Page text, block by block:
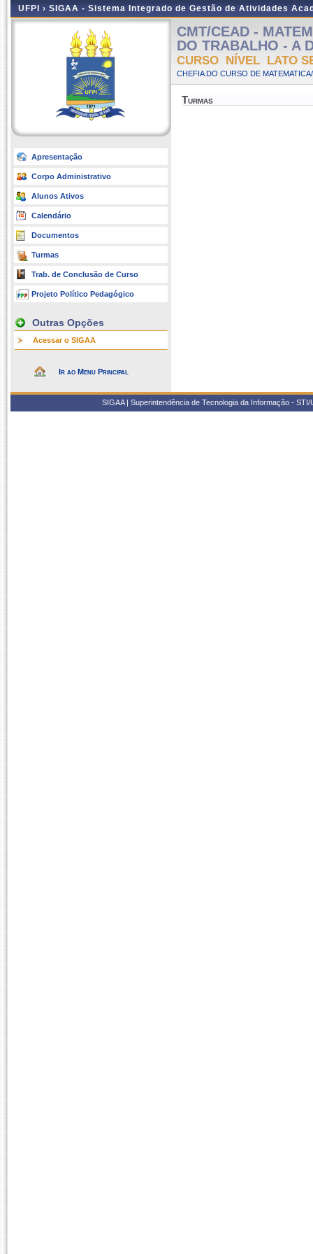
UFPI › SIGAA - Sistema Integrado de Gestão de Atividades
Apresentação
Corpo Administrativo
Alunos Ativos
Calendário
Documentos
Turmas
Trab. de Conclusão de Curso
Projeto Político Pedagógico
Outras Opções
Acessar o SIGAA
Ir ao Menu Principal
CMT/CEAD -
DO TRABALHO - A
CURSO NÍVEL LATO
CHEFIA DO CURSO DE
Turmas
SIGAA | Superintendência de Tecnologia da Informação -